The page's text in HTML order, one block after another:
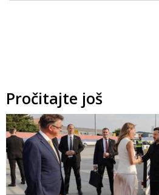
Pročitajte još